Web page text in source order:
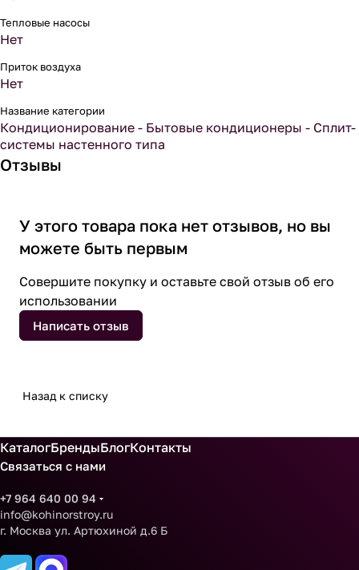
Тепловые насосы
Нет
Приток воздуха
Нет
Название категории
Кондиционирование - Бытовые кондиционеры - Сплит-
системы настенного типа
Отзывы
У этого товара пока нет отзывов, но вы
можете быть первым
Совершите покупку и оставьте свой отзыв об его
использовании
Написать отзыв
Назад к списку
КаталогБрендыБлогКонтакты
Связаться с нами
+7 964 640 00 94
info@kohinorstroy.ru
г. Москва ул. Артюхиной д.6 Б